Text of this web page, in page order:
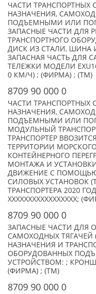
ЧАСТИ
НАЗНАЧЕНИЯ,
ПОДЪЕМНЫМИ ИЛИ
ЗАПАСНЫЕ ЧАСТИ ДЛЯ
ТРАНСПОРТНОГО
ДИСК ИЗ СТАЛИ, ШИНА
ЗАПАСНАЯ ЧАСТЬ ДЛЯ
ТЕЛЕЖКИ МОДЕЛИ
0 КМ/Ч) ; (ФИРМА) ; (TM)
8709 90 000 0
ЧАСТИ
НАЗНАЧЕНИЯ,
ПОДЪЕМНЫМИ ИЛИ
МОДУЛЬНЫЙ
ТРАНСПОРТЕР
ТЕРРИТОРИИ
КОНТЕЙНЕРНОГО
МОНТАЖА И
ДВИЖЕНИЕ С
СИЛОВЫХ УСТАНОВОК
ТРАНСПОРТЕРА 2020
XXXXXXXXXXXXXXXXX;
8709 90 000 0
ЗАПАСНЫЕ ЧАСТИ ДЛЯ
САМОХОДНЫХ
НАЗНАЧЕНИЯ И
ОБОРУДОВАННЫХ
УСТРОЙСТВОМ: ;
(ФИРМА) ; (TM)
8709 90 000 0